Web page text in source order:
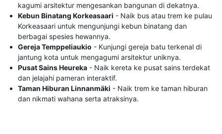
kagumi arsitektur mengesankan bangunan di dekatnya.
Kebun Binatang Korkeasaari - Naik bus atau trem ke pulau
Korkeasaari untuk mengunjungi kebun binatang dan
berbagai spesies hewannya.
Gereja Temppeliaukio - Kunjungi gereja batu terkenal di
jantung kota untuk mengagumi arsitektur uniknya.
Pusat Sains Heureka - Naik kereta ke pusat sains terdekat
dan jelajahi pameran interaktif.
Taman Hiburan Linnanmäki - Naik trem ke taman hiburan
dan nikmati wahana serta atraksinya.